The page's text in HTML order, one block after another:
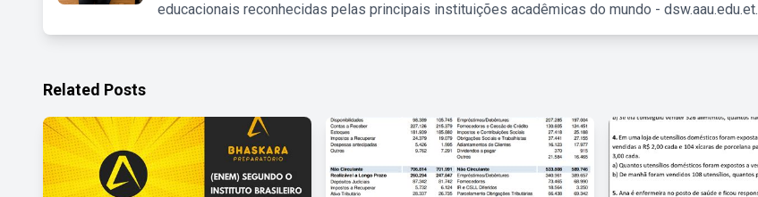
educacionais reconhecidas pelas principais instituições acadêmicas do mundo - dsw.aau.edu.et.
Related Posts